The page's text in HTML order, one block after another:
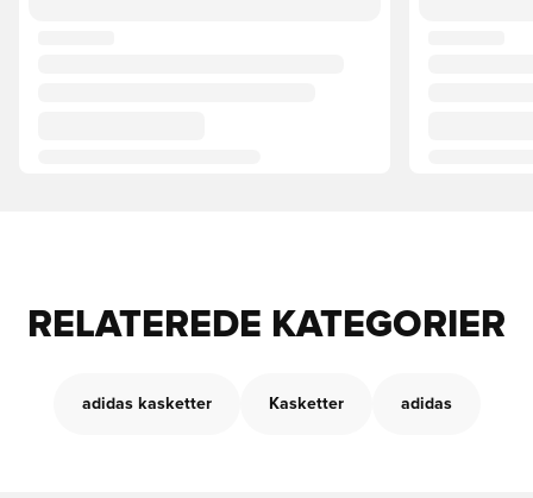
RELATEREDE KATEGORIER
adidas kasketter Kasketter adidas